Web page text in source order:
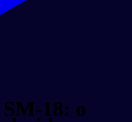
18: o